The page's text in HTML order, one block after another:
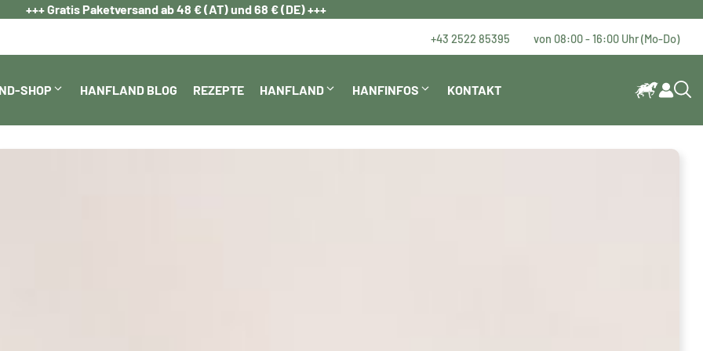
+++ Gratis Paketversand ab 48 € (AT) und 68 € (DE) +++
+43 2522 85395 von 08:00 - 16:00 Uhr (Mo-Do)
SHOP HANFLAND BLOG REZEPTE HANFLAND HANFINFOS KONTAKT